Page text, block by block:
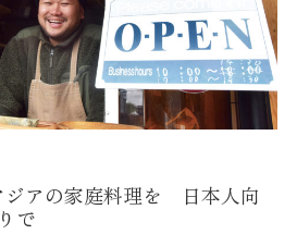
ジアの家庭料理を 日本人向
で